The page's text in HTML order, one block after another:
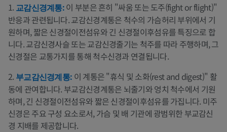
1. 교감신경계통:이 부분은 흔히 "싸움 또는 도주(fight or flight)"
반응과 관련됩니다. 교감신경계통은 척수의 가슴허리 부위에서 기
원하며, 짧은 신경절이전섬유와 긴 신경절이후섬유를 특징으로 합
니다. 교감신경사슬 또는 교감신경줄기는 척주를 따라 주행하며, 그
신경절은 교통가지를 통해 척수신경과 연결됩니다.
2. 부교감신경계통: 이 계통은 "휴식 및 소화(rest and digest)" 활
동에 관여합니다. 부교감신경계통은 뇌줄기와 엉치 척수에서 기원
하며, 긴 신경절이전섬유와 짧은 신경절이후섬유를 가집니다. 미주
신경은 주요 구성 요소로서, 가슴 및 배 기관에 광범위한 부교감신
경 지배를 제공합니다.